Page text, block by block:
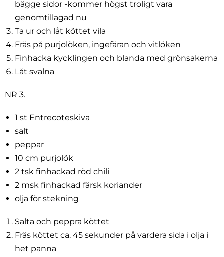
bägge sidor -kommer högst troligt vara
genomtillagad nu
Ta ur och låt köttet vila
Fräs på purjolöken, ingefäran och vitlöken
Finhacka kycklingen och blanda med grönsakerna
Låt svalna
NR 3.
1 st Entrecoteskiva
salt
peppar
10 cm purjolök
2 tsk finhackad röd chili
2 msk finhackad färsk koriander
olja för stekning
Salta och peppra köttet
Fräs köttet ca. 45 sekunder på vardera sida i olja i
het panna